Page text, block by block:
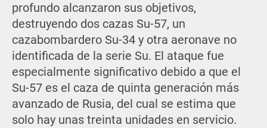
profundo alcanzaron sus objetivos,
destruyendo dos cazas Su-57, un
cazabombardero Su-34 y otra aeronave no
identificada de la serie Su. El ataque fue
especialmente significativo debido a que el
Su-57 es el caza de quinta generación más
avanzado de Rusia, del cual se estima que
solo hay unas treinta unidades en servicio.